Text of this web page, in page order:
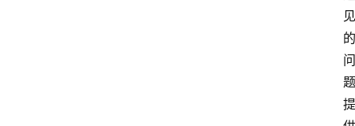
见
的
问
题
提